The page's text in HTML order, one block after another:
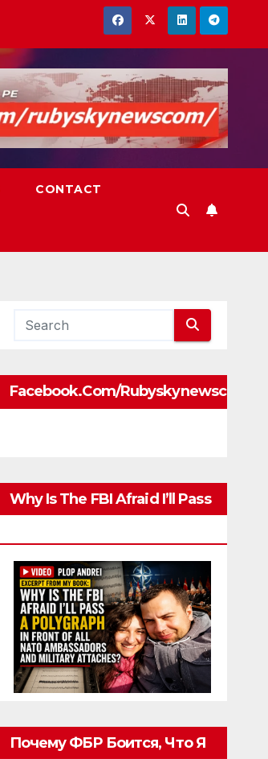
CONTACT
Facebook.com/rubyskynewscom
Why Is The FBI Afraid I’ll Pass
Почему ФБР Боится, Что Я